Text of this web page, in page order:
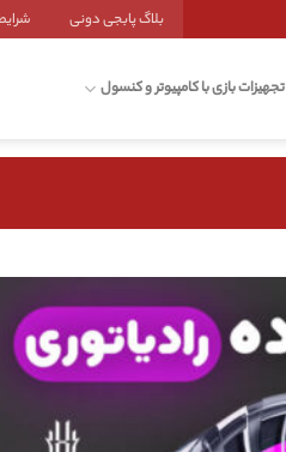
بلاگ پابجی دونی
تجهیزات بازی با کامپیوتر و کنسول